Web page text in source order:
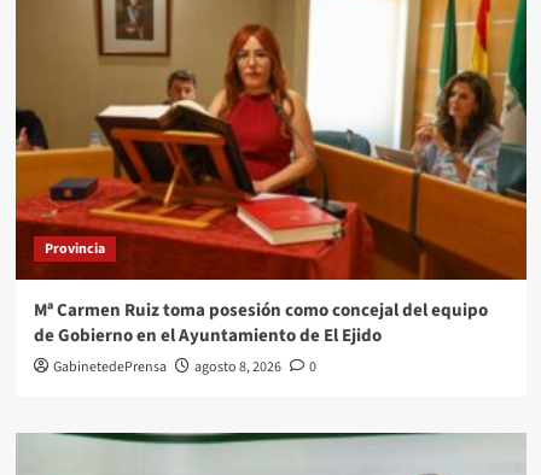
Provincia
Mª Carmen Ruiz toma posesión como concejal del equipo
de Gobierno en el Ayuntamiento de El Ejido
GabinetedePrensa agosto 8, 2026 0